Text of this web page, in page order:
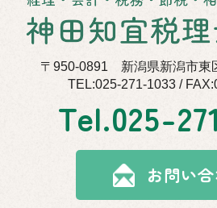
〒950-0891 新潟県新潟市東
TEL:025-271-1033 /
Tel.025-
お問い